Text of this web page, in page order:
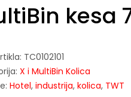
kesa
TC0102101
X i MultiBin Kolica
Hotel, industrija, kolica, TWT